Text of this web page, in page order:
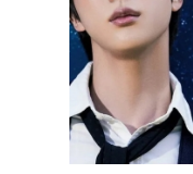
Anime Karakterleri
Dizi & Film
Testler